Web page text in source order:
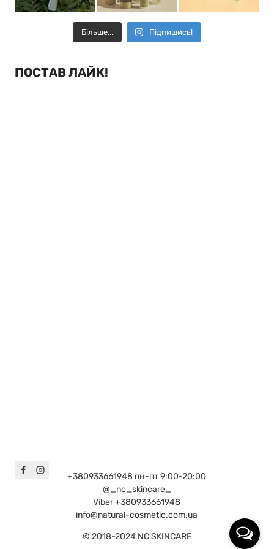
Більше... Підпишись!
ПОСТАВ ЛАЙК!
+380933661948 пн-пт 9:00-20:00
@_nc_skincare_
Viber +380933661948
info@natural-cosmetic.com.ua
© 2018-2024 NC SKINCARE